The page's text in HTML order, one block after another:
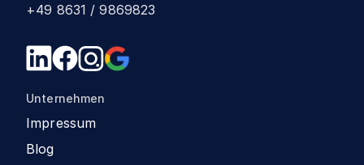
+49 8631 / 9869823
Unternehmen
Impressum
Blog